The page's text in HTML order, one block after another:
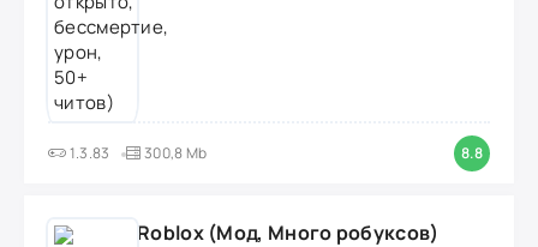
1.3.83 300,8 Mb 8.8
Roblox (Мод, Много робуксов)